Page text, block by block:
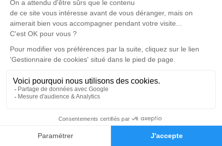
Faire-part Hommages
mémoire de Konstantin RAJIC.
Crémation
jeudi 28 novembre 2024 à 14h00
Crématorium de Marseille
380 Rue Saint-Pierre
Je rends hommage